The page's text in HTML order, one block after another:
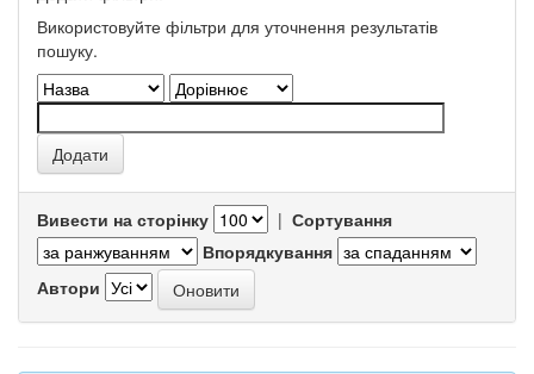
Використовуйте фільтри для уточнення результатів
пошуку.
Вивести на сторінку | Сортування
Впорядкування
Автори